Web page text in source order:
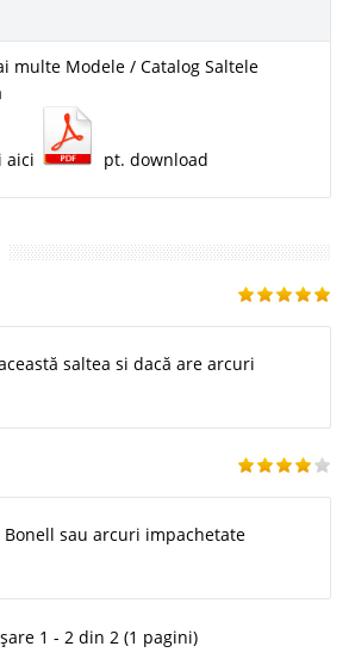
multe Modele / Catalog Saltele
aici pt. download
saltea si dacă are arcuri
sau arcuri impachetate
1 - 2 din 2 (1 pagini)